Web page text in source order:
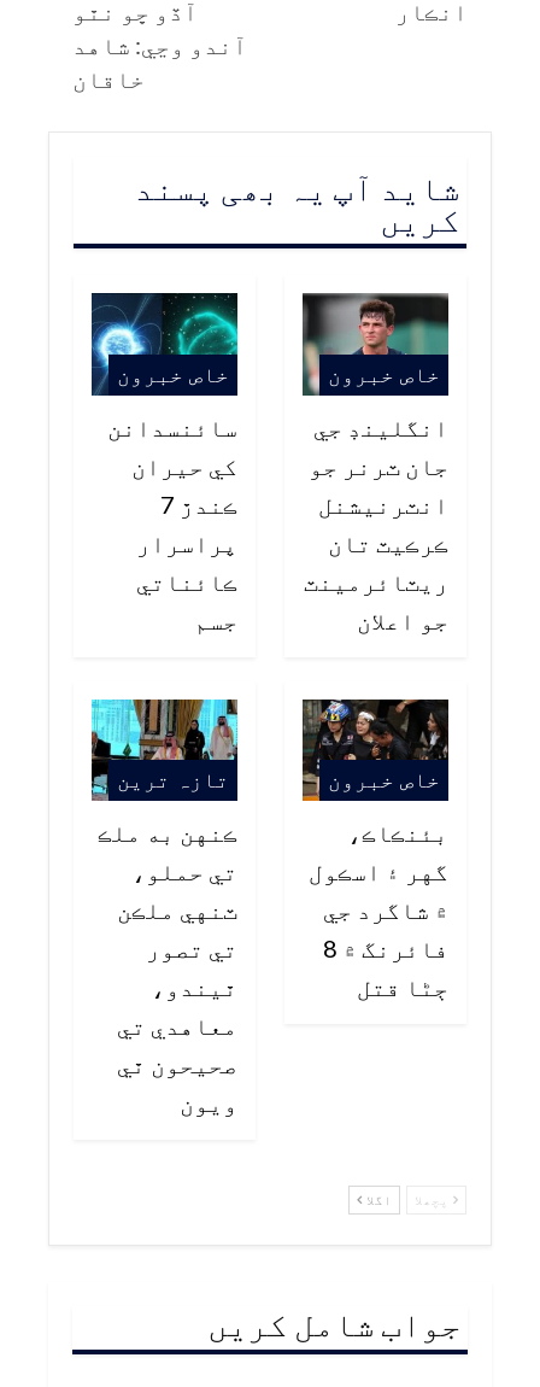
انڪار
آڏو ڇو نٿو
آندو وڃي: شاهد
خاقان
شاید آپ یہ بھی پسند
کریں
خاص خبرون
انگلينڊ جي
جان ٽرنر جو
انٽرنيشنل
ڪرڪيٽ تان
ريٽائرمينٽ
جو اعلان
خاص خبرون
سائنسدانن
کي حيران
ڪندڙ 7
پراسرار
ڪائناتي
جسم
خاص خبرون
بئنڪاڪ،
گهر ۽ اسڪول
۾ شاگرد جي
فائرنگ ۾ 8
ڄڻا قتل
تازہ ترین
ڪنهن به ملڪ
تي حملو،
ٽنهي ملڪن
تي تصور
ٿيندو،
معاهدي تي
صحيحون ٿي
ويون
پچھلا اگلا
جواب شامل کریں